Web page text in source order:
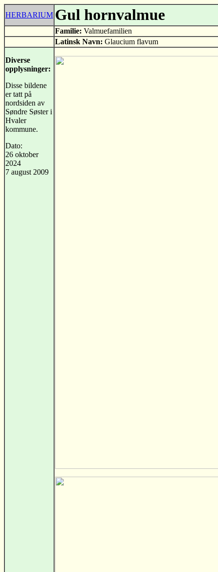
HERBARIUM Gul hornvalmue
Familie: Valmuefamilien
Latinsk Navn: Glaucium flavum
Diverse
opplysninger:
Disse bildene
er tatt på
nordsiden av
Søndre Søster i
Hvaler
kommune.
Dato:
26 oktober
2024
7 august 2009